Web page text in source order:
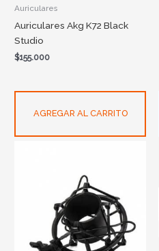
Auriculares
Auriculares Akg K72 Black
Studio
$155.000
AGREGAR AL CARRITO